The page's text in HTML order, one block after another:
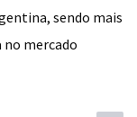
sendo mais
no mercado